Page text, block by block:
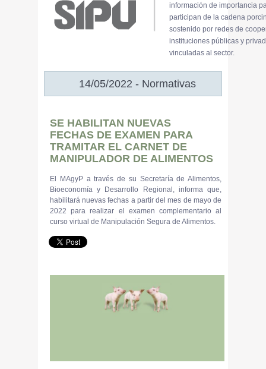
información de importancia
participan de la cadena
sostenido por redes de
instituciones públicas y
vinculadas al sector.
14/05/2022 - Normativas
SE HABILITAN NUEVAS
FECHAS DE EXAMEN PARA
TRAMITAR EL CARNET DE
MANIPULADOR DE ALIMENTOS
El MAgyP a través de su Secretaría de Alimentos,
Bioeconomía y Desarrollo Regional, informa que,
habilitará nuevas fechas a partir del mes de mayo de
2022 para realizar el examen complementario al
curso virtual de Manipulación Segura de Alimentos.